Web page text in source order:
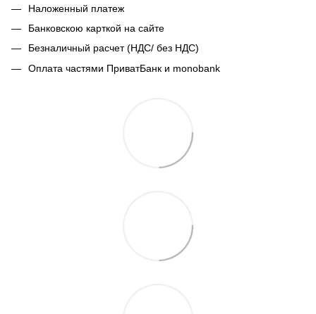
Наложенный платеж
Банковскою карткой на сайте
Безналичный расчет (НДС/ без НДС)
Оплата частями ПриватБанк и monobank